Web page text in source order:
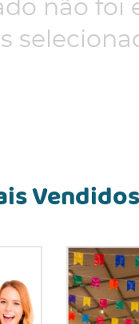
não foi
Vendidos